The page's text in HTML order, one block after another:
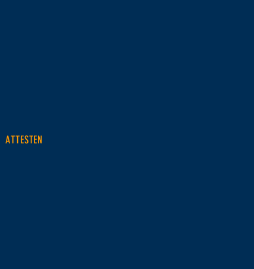
ATTESTEN